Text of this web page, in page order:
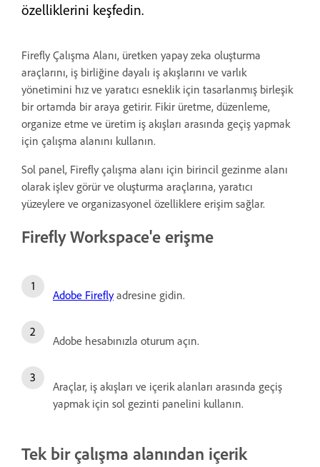
özelliklerini keşfedin.
Firefly Çalışma Alanı, üretken yapay zeka oluşturma
araçlarını, iş birliğine dayalı iş akışlarını ve varlık
yönetimini hız ve yaratıcı esneklik için tasarlanmış birleşik
bir ortamda bir araya getirir. Fikir üretme, düzenleme,
organize etme ve üretim iş akışları arasında geçiş yapmak
için çalışma alanını kullanın.
Sol panel, Firefly çalışma alanı için birincil gezinme alanı
olarak işlev görür ve oluşturma araçlarına, yaratıcı
yüzeylere ve organizasyonel özelliklere erişim sağlar.
Firefly Workspace'e erişme
Adobe Fireflyadresine gidin.
Adobe hesabınızla oturum açın.
Araçlar, iş akışları ve içerik alanları arasında geçiş
yapmak için sol gezinti panelini kullanın.
Tek bir çalışma alanından içerik